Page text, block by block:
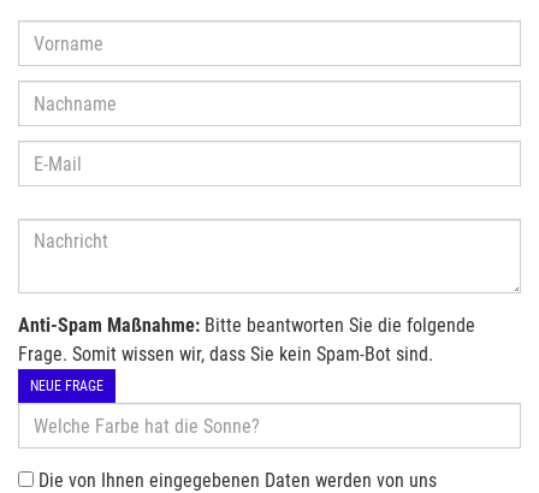
Anti-Spam Maßnahme: Bitte beantworten Sie die folgende
Frage. Somit wissen wir, dass Sie kein Spam-Bot sind.
NEUE FRAGE
Die von Ihnen eingegebenen Daten werden von uns